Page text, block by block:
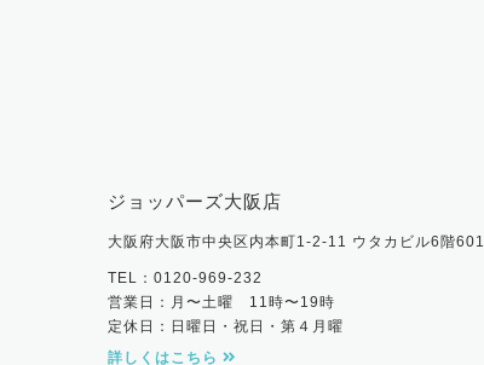
ジョッパーズ大阪店
大阪府大阪市中央区内本町1-2-11 ウタカビル6階601
TEL：0120-969-232
営業日：月〜土曜 11時〜19時
定休日：日曜日・祝日・第４月曜
詳しくはこちら